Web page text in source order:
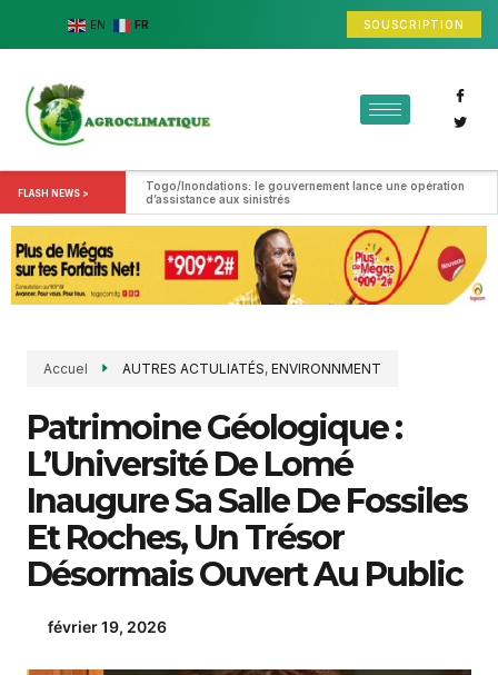
EN FR SOUSCRIPTION
FLASH NEWS >
Togo/Inondations: le gouvernement lance une opération
d’assistance aux sinistrés
Accuel AUTRES ACTULIATÉS, ENVIRONNMENT
Patrimoine Géologique :
L’Université De Lomé
Inaugure Sa Salle De Fossiles
Et Roches, Un Trésor
Désormais Ouvert Au Public
février 19, 2026